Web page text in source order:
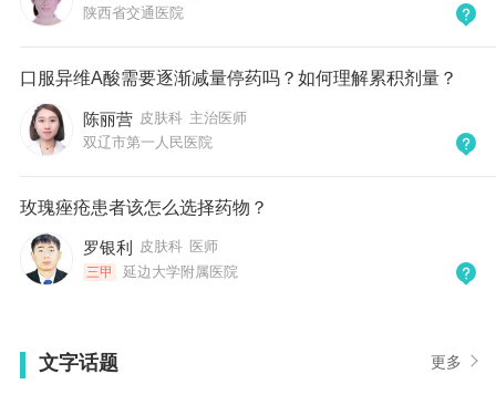
陕西省交通医院
口服异维A酸需要逐渐减量停药吗？如何理解累积剂量？
陈丽营 皮肤科 主治医师
双辽市第一人民医院
玫瑰痤疮患者该怎么选择药物？
罗银利 皮肤科 医师
三甲 延边大学附属医院
文字话题 更多